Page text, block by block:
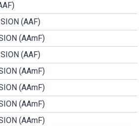
(AAF)
(AAmF)
(AAF)
(AAmF)
(AAmF)
(AAmF)
(AAmF)